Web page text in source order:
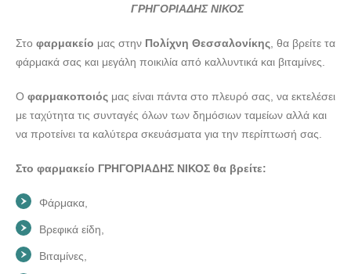
ΦΑΡΜΑΚΕΙΟ ΠΟΛΙΧΝΗ ΘΕΣΣΑΛΟΝΙΚΗ | ΓΡΗΓΟΡΙΑΔΗΣ
ΦΑΡΜΑΚΕΙΟ ΠΟΛΙΧΝΗ ΘΕΣΣΑΛΟΝΙΚΗ | ΓΡΗΓΟΡΙΑΔΗΣ
ΝΙΚΟΣ --- doctors4u.gr
ΓΡΗΓΟΡΙΑΔΗΣ ΝΙΚΟΣ
Στο φαρμακείο μας στην Πολίχνη Θεσσαλονίκης , θα βρείτε τα
φάρμακά σας και μεγάλη ποικιλία από καλλυντικά και βιταμίνες.
Ο φαρμακοποιός μας είναι πάντα στο πλευρό σας, να εκτελέσει
με ταχύτητα τις συνταγές όλων των δημόσιων ταμείων αλλά και
να προτείνει τα καλύτερα σκευάσματα για την περίπτωσή σας.
Στο φαρμακείο ΓΡΗΓΟΡΙΑΔΗΣ ΝΙΚΟΣ θα βρείτε:
Φάρμακα,
Βρεφικά είδη,
Βιταμίνες,